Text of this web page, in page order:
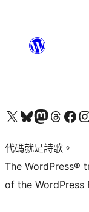
Visit our X (formerly Twitter) account
Visit our Bluesky account
Visit our Mastodon account
Visit our Threads
訪問我們的 Facebook 專頁
代碼就是詩歌。
The WordPress®
of the WordPress